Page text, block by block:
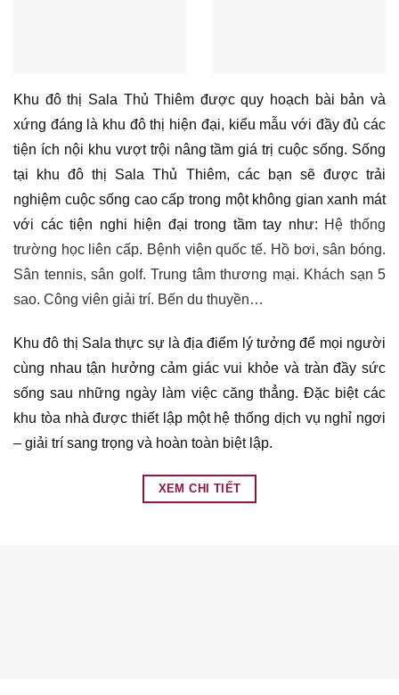
Khu đô thị Sala Thủ Thiêm được quy hoạch bài bản và
xứng đáng là khu đô thị hiện đại, kiểu mẫu với đầy đủ các
tiện ích nội khu vượt trội nâng tầm giá trị cuộc sống. Sống
tại khu đô thị Sala Thủ Thiêm, các bạn sẽ được trải
nghiệm cuộc sống cao cấp trong một không gian xanh mát
với các tiện nghi hiện đại trong tầm tay như: Hệ thống
trường học liên cấp. Bệnh viện quốc tế. Hồ bơi, sân bóng.
Sân tennis, sân golf. Trung tâm thương mại. Khách sạn 5
sao. Công viên giải trí. Bến du thuyền…
Khu đô thị Sala thực sự là địa điểm lý tưởng để mọi người
cùng nhau tận hưởng cảm giác vui khỏe và tràn đầy sức
sống sau những ngày làm việc căng thẳng. Đặc biệt các
khu tòa nhà được thiết lập một hệ thống dịch vụ nghỉ ngơi
– giải trí sang trọng và hoàn toàn biệt lập.
XEM CHI TIẾT